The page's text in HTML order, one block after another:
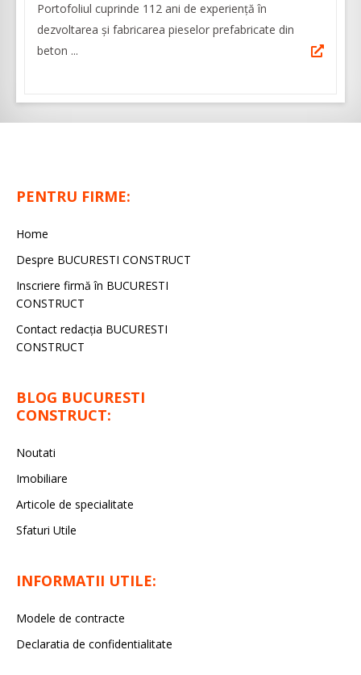
Portofoliul cuprinde 112 ani de experiență în
dezvoltarea și fabricarea pieselor prefabricate din
beton ...
PENTRU FIRME:
Home
Despre BUCURESTI CONSTRUCT
Inscriere firmă în BUCURESTI
CONSTRUCT
Contact redacţia BUCURESTI
CONSTRUCT
BLOG BUCURESTI
CONSTRUCT:
Noutati
Imobiliare
Articole de specialitate
Sfaturi Utile
INFORMATII UTILE:
Modele de contracte
Declaratia de confidentialitate